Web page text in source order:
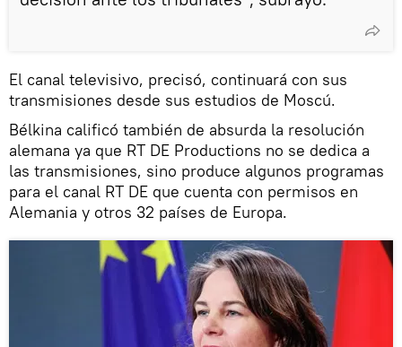
El canal televisivo, precisó, continuará con sus
transmisiones desde sus estudios de Moscú.
Bélkina calificó también de absurda la resolución
alemana ya que RT DE Productions no se dedica a
las transmisiones, sino produce algunos programas
para el canal RT DE que cuenta con permisos en
Alemania y otros 32 países de Europa.